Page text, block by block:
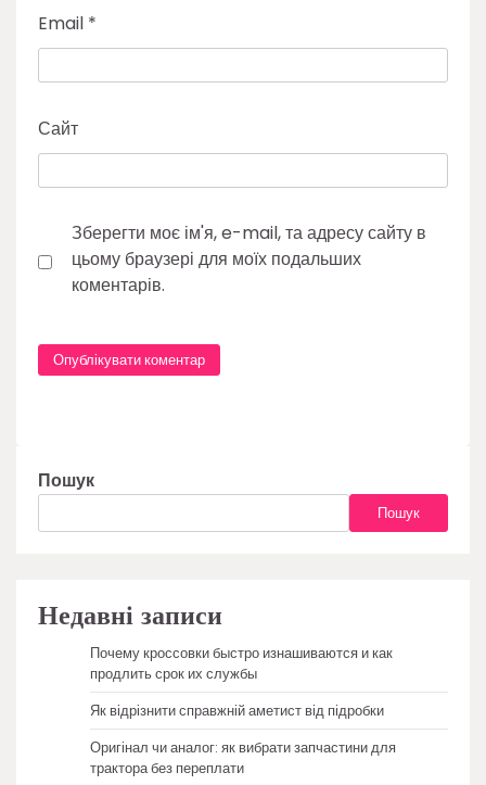
Email *
Сайт
Зберегти моє ім'я, e-mail, та адресу сайту в
цьому браузері для моїх подальших
коментарів.
Пошук
Пошук
Недавні записи
Почему кроссовки быстро изнашиваются и как
продлить срок их службы
Як відрізнити справжній аметист від підробки
Оригінал чи аналог: як вибрати запчастини для
трактора без переплати